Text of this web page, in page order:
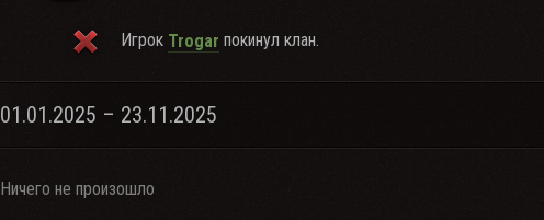
Игрок Trogar покинул клан.
01.01.2025 – 23.11.2025
Ничего не произошло